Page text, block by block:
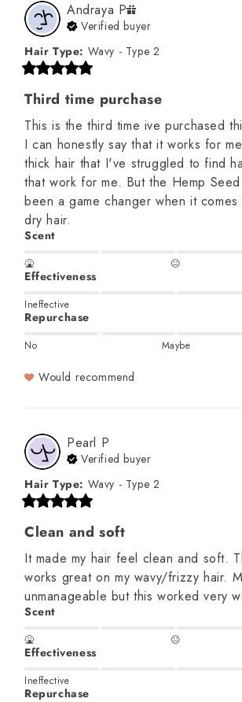
Andraya P
Verified buyer
Hair Type: Wavy - Type 2
Third time purchase
This is the third time ive purchased
I can honestly say that it works for
thick hair that I've struggled to find
that work for me. But the Hemp
been a game changer when it
dry hair.
Scent
🤮 😐
Effectiveness
Ineffective
Repurchase
No Maybe
Would recommend
Pearl P
Verified buyer
Hair Type: Wavy - Type 2
Clean and soft
It made my hair feel clean and soft.
works great on my wavy/frizzy hair.
unmanageable but this worked very
Scent
🤮 😐
Effectiveness
Ineffective
Repurchase